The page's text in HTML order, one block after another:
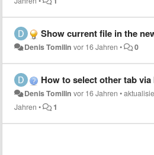
Show current file in the new
Denis Tomilin vor 16 Jahren • 0
How to select other tab via
Denis Tomilin vor 16 Jahren •
Jahren • 1